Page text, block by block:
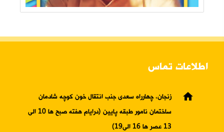
اطلاعات تماس
home
زنجان، چهارراه سعدی جنب انتقال خون کوچه شادمان
ساختمان نامور طبقه پایین (درایام هفته صبح ها 10 الی
13 عصر ها 16 الی19)